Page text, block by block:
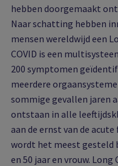
hebben doorgemaakt
Naar schatting hebben
mensen wereldwijd een
COVID is een
200 symptomen
meerdere
sommige gevallen jaren
ontstaan in alle
aan de ernst van de
wordt het meest gesteld
en 50 jaar en vrouw.